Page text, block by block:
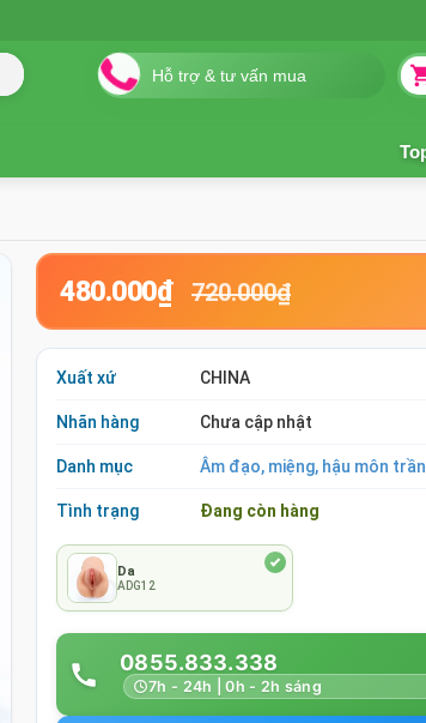
480.000₫ 720.000₫
Xuất xứ CHINA
Nhãn hàng Chưa cập nhật
Danh mục Âm đạo, miệng, hậu môn trần
Tình trạng Đang còn hàng
Da
ADG12
0855.833.338
7h - 24h | 0h - 2h sáng